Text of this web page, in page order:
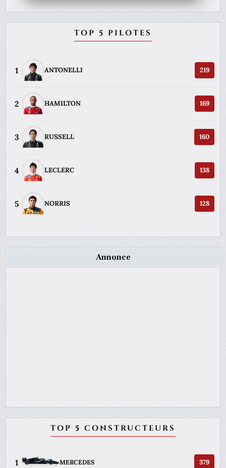
TOP 5 PILOTES
1 ANTONELLI 219
2 HAMILTON 169
3 RUSSELL 160
4 LECLERC 138
5 NORRIS 128
Annonce
TOP 5 CONSTRUCTEURS
1 MERCEDES 379